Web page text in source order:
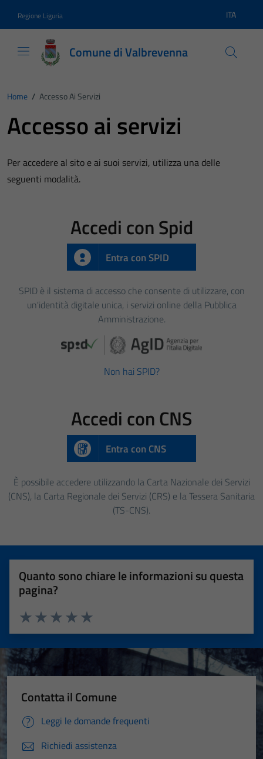
Regione Liguria Lingua
ITA
Comune di Valbrevenna
Home / Accesso Ai Servizi
Accesso ai servizi
Per accedere al sito e ai suoi servizi, utilizza una delle
seguenti modalità.
Accedi con Spid
Entra con SPID
SPID è il sistema di accesso che consente di utilizzare, con
un'identità digitale unica, i servizi online della Pubblica
Amministrazione.
Non hai SPID?
Accedi con CNS
Entra con CNS
È possibile accedere utilizzando la Carta Nazionale dei Servizi
(CNS), la Carta Regionale dei Servizi (CRS) e la Tessera Sanitaria
(TS-CNS).
Quanto sono chiare le informazioni su questa
pagina?
Valuta 5 stelle su 5
Valuta 4 stelle su 5
Valuta 3 stelle su 5
Valuta 2 stelle su 5
Valuta 1 stelle su 5
Contatta il Comune
Leggi le domande frequenti
Richiedi assistenza